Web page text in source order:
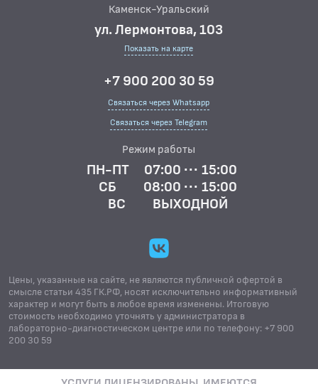
Каменск-Уральский
ул. Лермонтова, 103
Показать на карте
+7 900 200 30 59
Связаться через Whatsapp
Связаться через Telegram
Режим работы
ПН-ПТ
07:00 ··· 15:00
СБ
08:00 ··· 15:00
ВС
ВЫХОДНОЙ
Цены, указанные на сайте, не являются публичной офертой в
смысле статьи 435 ГК.РФ, носят исключительно информативный
характер и могут быть в любое время изменены. Итоговую
стоимость необходимо уточнять у администратора в
лабораторно-диагностическом центре или по телефону: +7 900
200 30 59